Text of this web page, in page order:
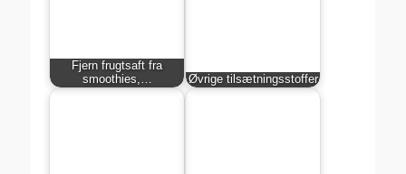
Fjern frugtsaft fra
smoothies,…
Øvrige tilsætningsstoffer